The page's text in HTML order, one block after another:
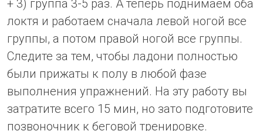
+ 3) группа 3-5 раз. А теперь поднимаем оба
локтя и работаем сначала левой ногой все
группы, а потом правой ногой все группы.
Следите за тем, чтобы ладони полностью
были прижаты к полу в любой фазе
выполнения упражнений. На эту работу вы
затратите всего 15 мин, но зато подготовите
позвоночник к беговой тренировке.